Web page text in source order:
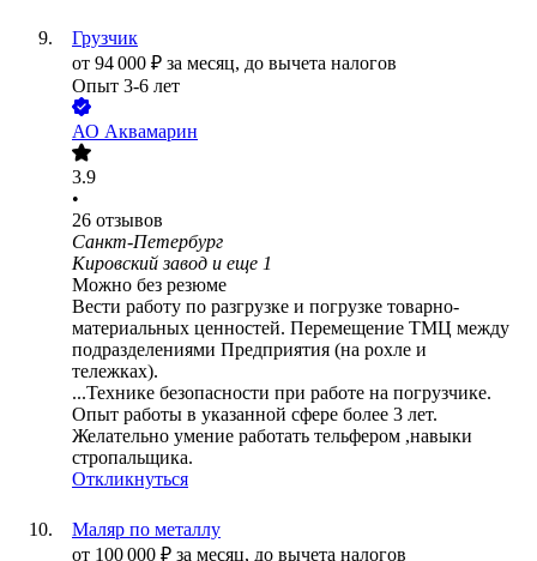
Грузчик
от 94 000 ₽ за месяц, до вычета налогов
Опыт 3-6 лет
АО Аквамарин
3.9
•
26 отзывов
Санкт-Петербург
Кировский завод и еще 1
Можно без резюме
Вести работу по разгрузке и погрузке товарно-
материальных ценностей. Перемещение ТМЦ между
подразделениями Предприятия (на рохле и
тележках).
...Технике безопасности при работе на погрузчике.
Опыт работы в указанной сфере более 3 лет.
Желательно умение работать тельфером ,навыки
стропальщика.
Откликнуться
Маляр по металлу
от 100 000 ₽ за месяц, до вычета налогов